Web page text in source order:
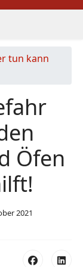
tun kann
Öfen
2021